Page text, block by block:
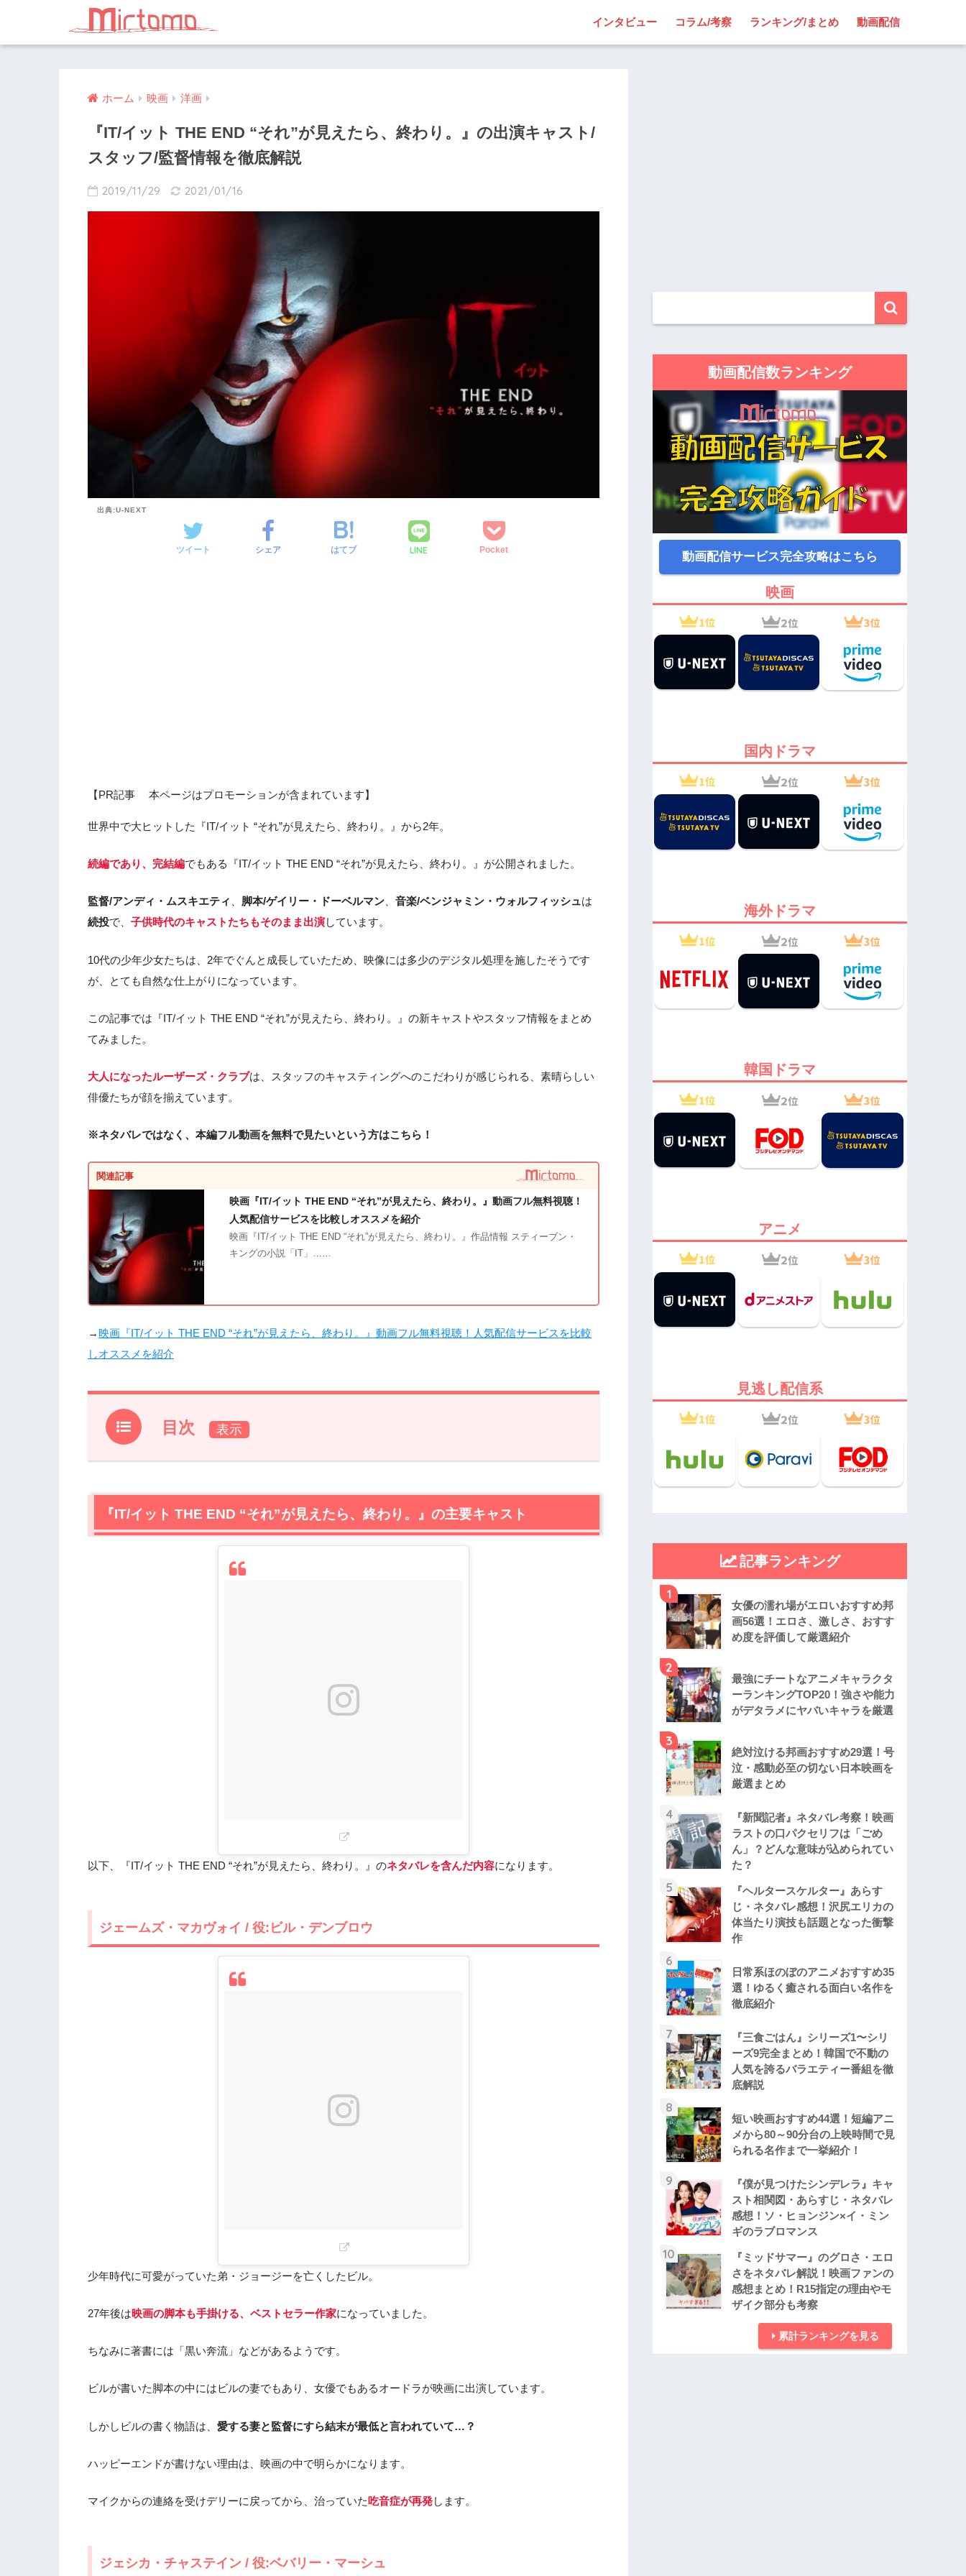
インタビュー コラム/考察 ランキング/まとめ 動画配信
ホーム 映画 洋画
『IT/イット THE END “それ”が見えたら、終わり。』の出演キャスト/
スタッフ/監督情報を徹底解説
2019/11/29 2021/01/16
出典:U-NEXT
ツイート シェア はてブ LINE Pocket
【PR記事 本ページはプロモーションが含まれています】
世界中で大ヒットした『IT/イット “それ”が見えたら、終わり。』から2年。
続編であり、完結編でもある『IT/イット THE END “それ”が見えたら、終わり。』が公開されました。
監督/アンディ・ムスキエティ 、 脚本/ゲイリー・ドーベルマン、 音楽/ベンジャミン・ウォルフィッシュは
続投で、 子供時代のキャストたちもそのまま出演しています。
10代の少年少女たちは、2年でぐんと成長していたため、映像には多少のデジタル処理を施したそうです
が、とても自然な仕上がりになっています。
この記事では『IT/イット THE END “それ”が見えたら、終わり。』の新キャストやスタッフ情報をまとめ
てみました。
大人になったルーザーズ・クラブは、スタッフのキャスティングへのこだわりが感じられる、素晴らしい
俳優たちが顔を揃えています。
※ネタバレではなく、本編フル動画を無料で見たいという方はこちら！
関連記事
映画『IT/イット THE END “それ”が見えたら、終わり。』動画フル無料視聴！
人気配信サービスを比較しオススメを紹介
映画『IT/イット THE END “それ”が見えたら、終わり。』作品情報 スティーブン・
キングの小説「IT」……
→映画『IT/イット THE END “それ”が見えたら、終わり。』動画フル無料視聴！人気配信サービスを比較
しオススメを紹介
目次
1.『IT/イット THE END “それ”が見えたら、終わり。』の主要キャスト
1.3 ビル・ヘイダー / 役:リッチー・トージア
ジェームズ・ランソン / 役:エディ・カスプブラク
スティーヴン・キング（原作者）/ 役:質屋の店主
『IT/イット THE END “それ”が見えたら、終わり。』の主要キャスト
以下、『IT/イット THE END “それ”が見えたら、終わり。』のネタバレを含んだ内容になります。
ジェームズ・マカヴォイ / 役:ビル・デンブロウ
少年時代に可愛がっていた弟・ジョージーを亡くしたビル。
27年後は映画の脚本も手掛ける、ベストセラー作家になっていました。
ちなみに著書には「黒い奔流」などがあるようです。
ビルが書いた脚本の中にはビルの妻でもあり、女優でもあるオードラが映画に出演しています。
しかしビルの書く物語は、 愛する妻と監督にすら結末が最低と言われていて…？
ハッピーエンドが書けない理由は、映画の中で明らかになります。
マイクからの連絡を受けデリーに戻ってから、治っていた吃音症が再発します。
ジェシカ・チャステイン / 役:ベバリー・マーシュ
動画配信数ランキング
動画配信サービス完全攻略はこちら
映画
国内ドラマ
海外ドラマ
韓国ドラマ
アニメ
見逃し配信系
記事ランキング
1
女優の濡れ場がエロいおすすめ邦
画56選！エロさ、激しさ、おすす
め度を評価して厳選紹介
2
最強にチートなアニメキャラクタ
ーランキングTOP20！強さや能力
がデタラメにヤバいキャラを厳選
3
絶対泣ける邦画おすすめ29選！号
泣・感動必至の切ない日本映画を
厳選まとめ
4
『新聞記者』ネタバレ考察！映画
ラストの口パクセリフは「ごめ
ん」？どんな意味が込められてい
た？
5
『ヘルタースケルター』あらす
じ・ネタバレ感想！沢尻エリカの
体当たり演技も話題となった衝撃
作
6
日常系ほのぼのアニメおすすめ35
選！ゆるく癒される面白い名作を
徹底紹介
7
『三食ごはん』シリーズ1〜シリ
ーズ9完全まとめ！韓国で不動の
人気を誇るバラエティー番組を徹
底解説
8
短い映画おすすめ44選！短編アニ
メから80～90分台の上映時間で見
られる名作まで一挙紹介！
9
『僕が見つけたシンデレラ』キャ
スト相関図・あらすじ・ネタバレ
感想！ソ・ヒョンジン×イ・ミン
ギのラブロマンス
10
『ミッドサマー』のグロさ・エロ
さをネタバレ解説！映画ファンの
感想まとめ！R15指定の理由やモ
ザイク部分も考察
累計ランキングを見る